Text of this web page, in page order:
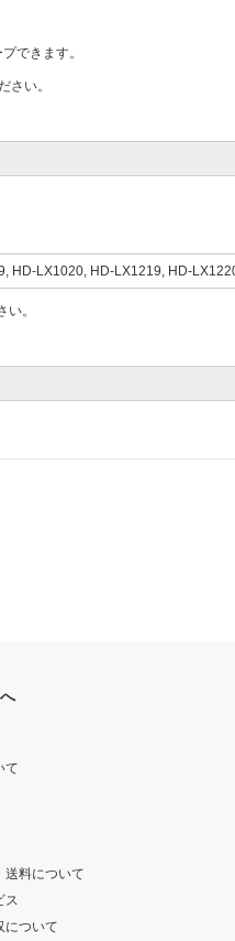
できます。
さい。
HD-LX1020, HD-LX1219, HD-
い。
て
送料について
ス
について